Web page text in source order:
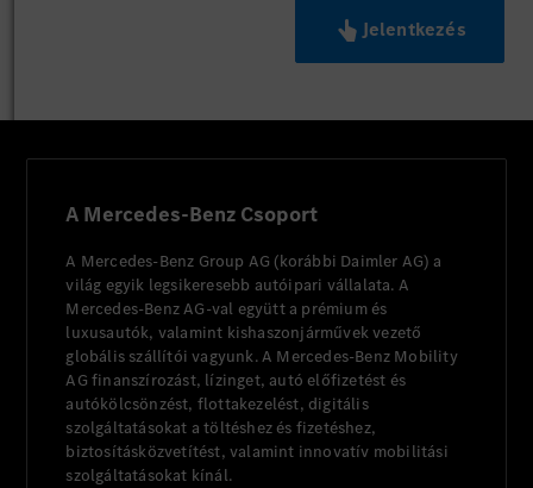
Jelentkezés
A Mercedes-Benz Csoport
A Mercedes-Benz Group AG (korábbi Daimler AG) a
világ egyik legsikeresebb autóipari vállalata. A
Mercedes-Benz AG-val együtt a prémium és
luxusautók, valamint kishaszonjárművek vezető
globális szállítói vagyunk. A Mercedes-Benz Mobility
AG finanszírozást, lízinget, autó előfizetést és
autókölcsönzést, flottakezelést, digitális
szolgáltatásokat a töltéshez és fizetéshez,
biztosításközvetítést, valamint innovatív mobilitási
szolgáltatásokat kínál.